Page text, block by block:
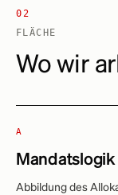
02
FLÄCHE
Wo wir
A
Mandatslogik
Abbildung des